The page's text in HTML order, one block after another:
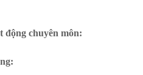
động chuyên môn:
: